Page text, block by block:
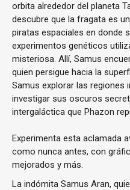
orbita alrededor del planeta
descubre que la fragata es
piratas espaciales en donde
experimentos genéticos
misteriosa. Allí, Samus
quien persigue hacia la
Samus explorar las regiones
investigar sus oscuros
intergaláctica que Phazon
Experimenta esta aclamada
como nunca antes, con
mejorados y más.
La indómita Samus Aran,